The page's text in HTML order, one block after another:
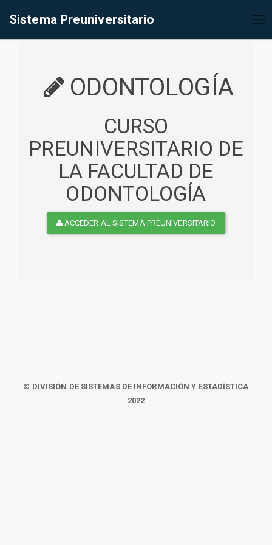
Sistema Preuniversitario
ODONTOLOGÍA
CURSO
PREUNIVERSITARIO DE
LA FACULTAD DE
ODONTOLOGÍA
ACCEDER AL SISTEMA PREUNIVERSITARIO
© DIVISIÓN DE SISTEMAS DE INFORMACIÓN Y ESTADÍSTICA
2022